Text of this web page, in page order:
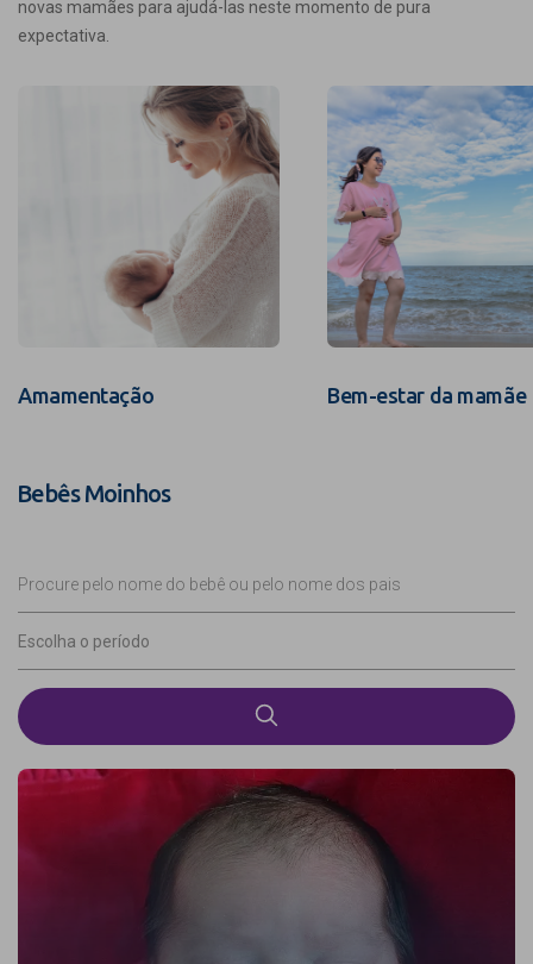
novas mamães para ajudá-las neste momento de pura
expectativa.
Amamentação Bem-estar da mamãe
Bebês Moinhos
Procure pelo nome do bebê ou pelo nome dos pais
Escolha o período